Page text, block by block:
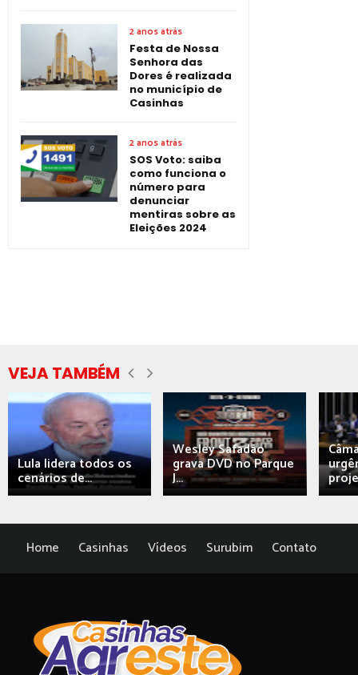
2 anos atrás
Festa de Nossa
Senhora das
Dores é realizada
no município de
Casinhas
2 anos atrás
SOS Voto: saiba
como funciona o
número para
denunciar
mentiras sobre as
Eleições 2024
VEJA TAMBÉM
Lula lidera todos os
cenários de...
Wesley Safadão
grava DVD no Parque
J...
Home Casinhas Vídeos Surubim Contato